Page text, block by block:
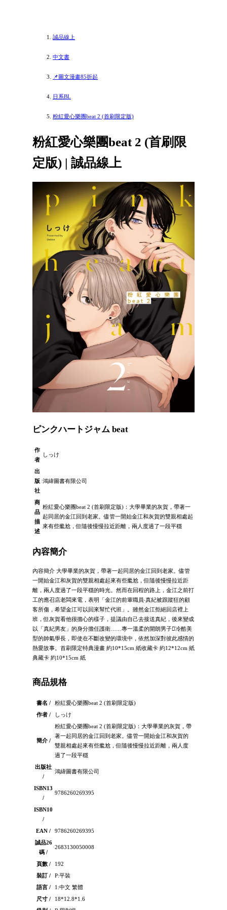
誠品線上
中文書
📌圖文漫畫85折起
日系BL
粉紅愛心樂團beat 2 (首刷限定版)
粉紅愛心樂團beat 2 (首刷限
定版) | 誠品線上
ピンクハートジャム beat
作
者
しっけ
出
版
社
鴻緯圖書有限公司
商
品
描
述
粉紅愛心樂團beat 2 (首刷限定版)：大學畢業的灰賀，帶著一
起同居的金江回到老家。儘管一開始金江和灰賀的雙親相處起
來有些尷尬，但隨後慢慢拉近距離，兩人度過了一段平穩
內容簡介
內容簡介 大學畢業的灰賀，帶著一起同居的金江回到老家。儘管
一開始金江和灰賀的雙親相處起來有些尷尬，但隨後慢慢拉近距
離，兩人度過了一段平穩的時光。然而在回程的路上，金江之前打
工的應召店老闆來電，表明「金江的前輩職員‧真紀被跟蹤狂的顧
客所傷，希望金江可以回來幫忙代班」。雖然金江拒絕回店裡上
班，但灰賀看他很擔心的樣子，提議由自己去接送真紀，後來變成
以「真紀男友」的身分擔任護衛……專一溫柔的開朗男子冷酷美
型的帥氣學長，即使在不斷改變的環境中，依然加深對彼此感情的
熱愛故事。首刷限定特典漫畫 約10*15cm 紙收藏卡 約12*12cm 紙
典藏卡 約10*15cm 紙
商品規格
書名 /
粉紅愛心樂團beat 2 (首刷限定版)
作者 /
しっけ
簡介 /
粉紅愛心樂團beat 2 (首刷限定版)：大學畢業的灰賀，帶
著一起同居的金江回到老家。儘管一開始金江和灰賀的
雙親相處起來有些尷尬，但隨後慢慢拉近距離，兩人度
過了一段平穩
出版社
/
鴻緯圖書有限公司
ISBN13
/
9786260269395
ISBN10
/
EAN /
9786260269395
誠品26
碼 /
2683130050008
頁數 /
192
裝訂 /
P:平裝
語言 /
1:中文 繁體
尺寸 /
18*12.8*1.6